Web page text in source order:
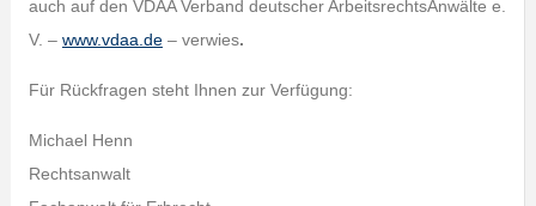
auch auf den VDAA Verband deutscher ArbeitsrechtsAnwälte e.
V. – www.vdaa.de– verwies.
Für Rückfragen steht Ihnen zur Verfügung:
Michael Henn
Rechtsanwalt